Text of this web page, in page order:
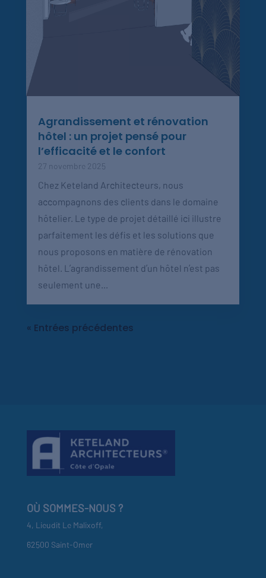
Agrandissement et rénovation
hôtel : un projet pensé pour
l’efficacité et le confort
27 novembre 2025
Chez Keteland Architecteurs, nous
accompagnons des clients dans le domaine
hôtelier. Le type de projet détaillé ici illustre
parfaitement les défis et les solutions que
nous proposons en matière de rénovation
hôtel. L’agrandissement d’un hôtel n’est pas
seulement une...
« Entrées précédentes
OÙ SOMMES-NOUS ?
4, Lieudit Le Malixoff,
62500 Saint-Omer